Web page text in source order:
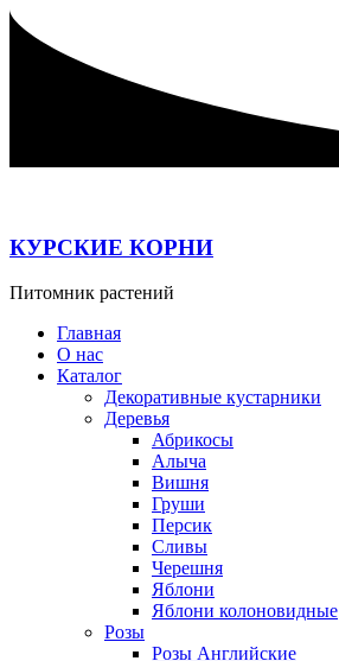
Перейти
содержимому
КУРСКИЕ КОРНИ
Питомник растений
Главная
О нас
Каталог
Декоративные кустарники
Деревья
Абрикосы
Алыча
Вишня
Груши
Персик
Сливы
Черешня
Яблони
Яблони колоновидные
Розы
Розы Английские